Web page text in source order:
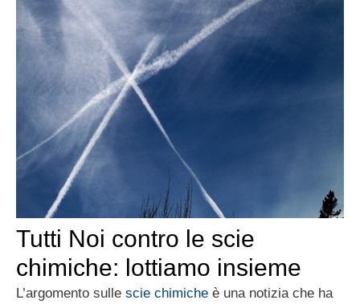
Tutti Noi contro le scie
chimiche: lottiamo insieme
L’argomento sulle scie chimiche è una notizia che ha